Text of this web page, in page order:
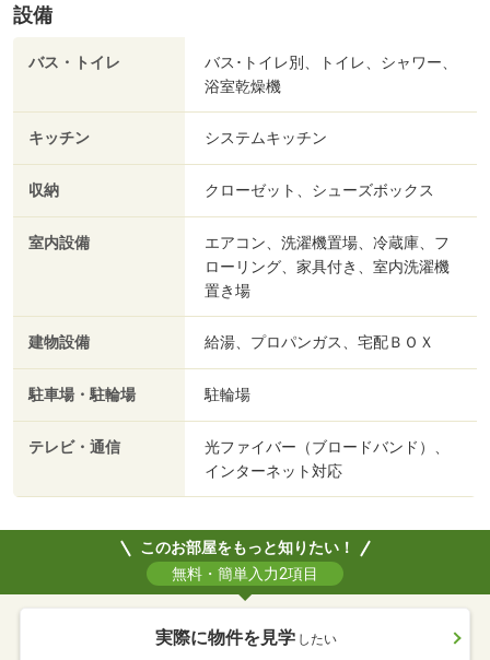
設備
バス・トイレ
バス･トイレ別、トイレ、シャワー、
浴室乾燥機
キッチン システムキッチン
収納 クローゼット、シューズボックス
室内設備
エアコン、洗濯機置場、冷蔵庫、フ
ローリング、家具付き、室内洗濯機
置き場
建物設備 給湯、プロパンガス、宅配ＢＯＸ
駐車場・駐輪場 駐輪場
テレビ・通信
光ファイバー（ブロードバンド）、
インターネット対応
このお部屋をもっと知りたい！
無料・簡単入力2項目
実際に物件を見学 したい